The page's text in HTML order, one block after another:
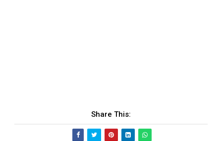
Share This: